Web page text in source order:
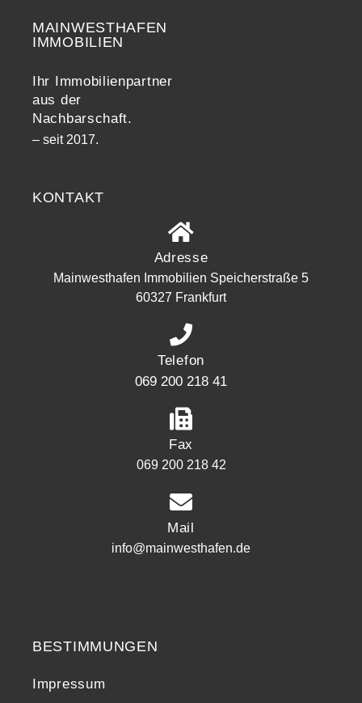
MAINWESTHAFEN
IMMOBILIEN
Ihr Immobilienpartner
aus der
Nachbarschaft.
– seit 2017.
KONTAKT
Adresse
Mainwesthafen Immobilien Speicherstraße 5
60327 Frankfurt
Telefon
069 200 218 41
Fax
069 200 218 42
Mail
info@mainwesthafen.de
BESTIMMUNGEN
Impressum